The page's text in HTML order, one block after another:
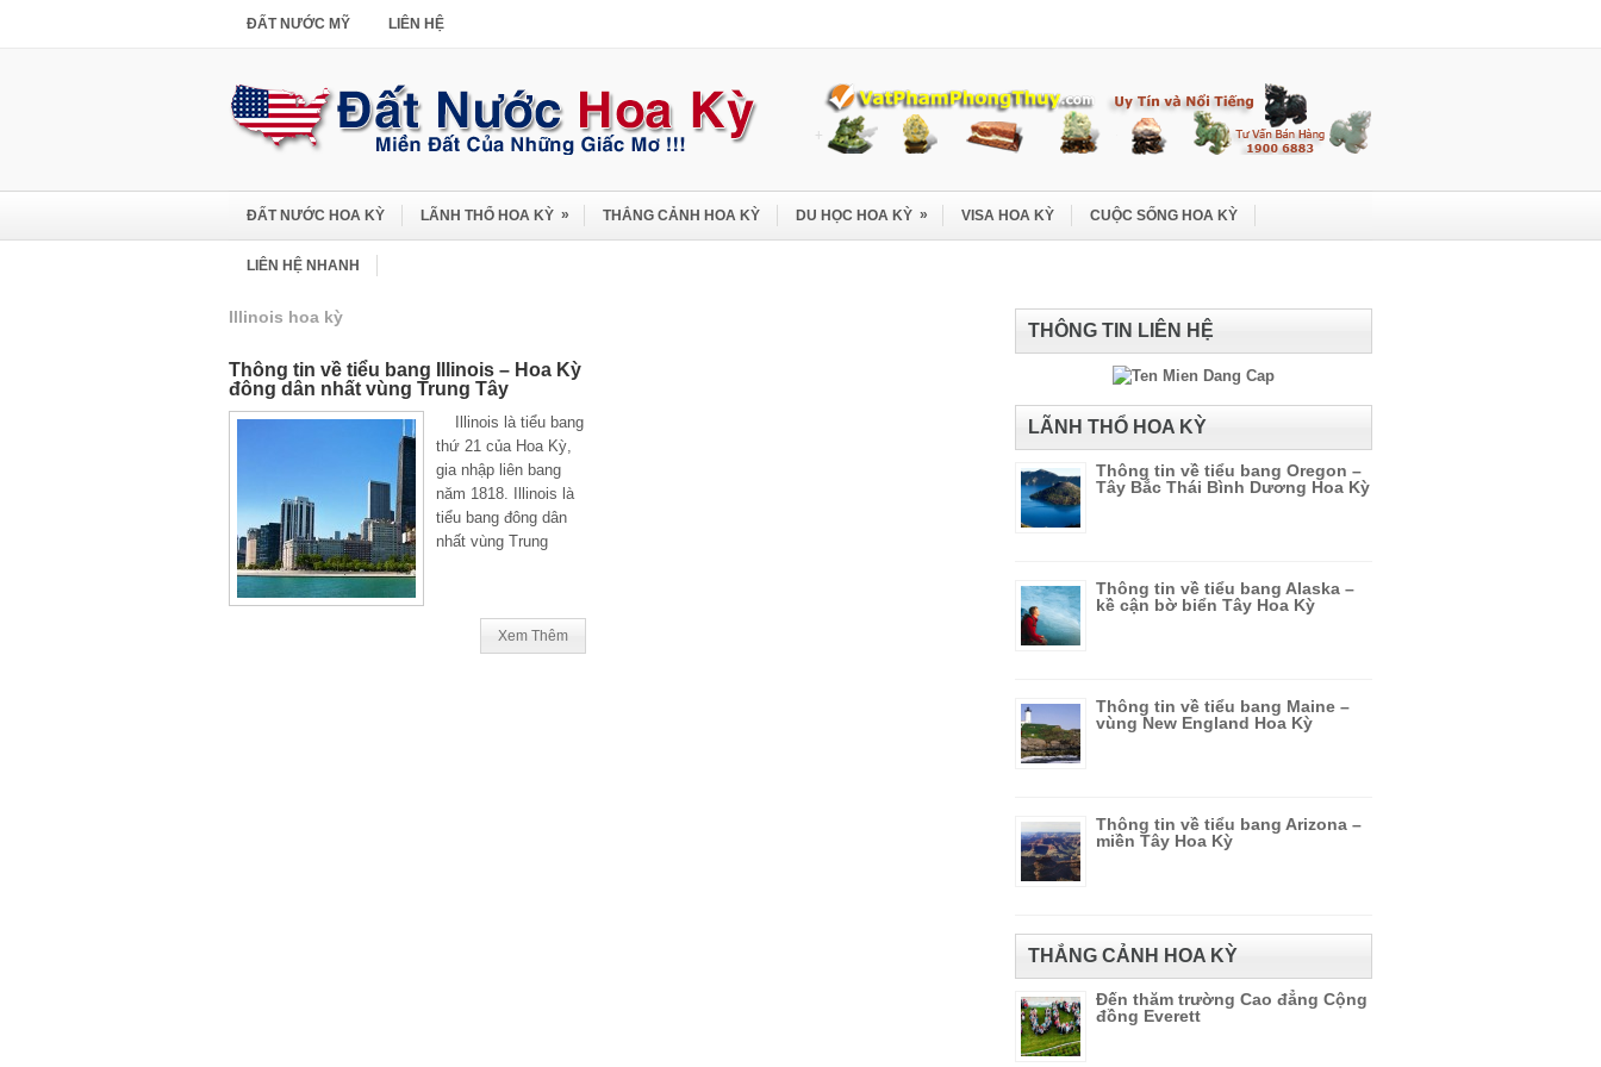
ĐẤT NƯỚC MỸ LIÊN HỆ
ĐẤT NƯỚC HOA KỲ LÃNH THỔ HOA KỲ » THẮNG CẢNH HOA KỲ DU HỌC HOA KỲ » VISA HOA KỲ CUỘC SỐNG HOA KỲ
LIÊN HỆ NHANH
Illinois hoa kỳ
Thông tin về tiểu bang Illinois – Hoa Kỳ
đông dân nhất vùng Trung Tây
Illinois là tiểu bang
thứ 21 của Hoa Kỳ,
gia nhập liên bang
năm 1818. Illinois là
tiểu bang đông dân
nhất vùng Trung
Xem Thêm
THÔNG TIN LIÊN HỆ
LÃNH THỔ HOA KỲ
Thông tin về tiểu bang Oregon –
Tây Bắc Thái Bình Dương Hoa Kỳ
Thông tin về tiểu bang Alaska –
kề cận bờ biển Tây Hoa Kỳ
Thông tin về tiểu bang Maine –
vùng New England Hoa Kỳ
Thông tin về tiểu bang Arizona –
miền Tây Hoa Kỳ
THẮNG CẢNH HOA KỲ
Đến thăm trường Cao đẳng Cộng
đồng Everett